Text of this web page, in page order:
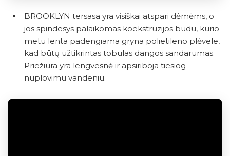
BROOKLYN tersasa yra visiškai atspari dėmėms, o
jos spindesys palaikomas koekstruzijos būdu, kurio
metu lenta padengiama gryna polietileno plėvele,
kad būtų užtikrintas tobulas dangos sandarumas.
Priežiūra yra lengvesnė ir apsiriboja tiesiog
nuplovimu vandeniu.